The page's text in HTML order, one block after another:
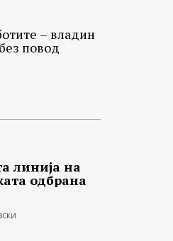
– владин
повод
линија на
одбрана